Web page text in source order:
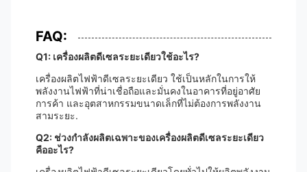
FAQ:
Q1: เครื่องผลิตดีเซลระยะเดียวใช้อะไร?
เครื่องผลิตไฟฟ้าดีเซลระยะเดียว ใช้เป็นหลักในการให้
พลังงานไฟฟ้าที่น่าเชื่อถือและมั่นคงในอาคารที่อยู่อาศัย
การค้า และอุตสาหกรรมขนาดเล็กที่ไม่ต้องการพลังงาน
สามระยะ.
Q2: ช่วงกําลังผลิตเฉพาะของเครื่องผลิตดีเซลระยะเดียว
คืออะไร?